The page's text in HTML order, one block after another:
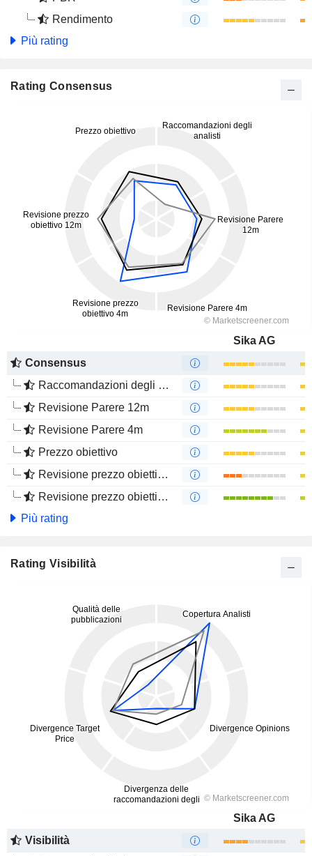
Rendimento
Più rating
Rating Consensus
Sika AG
Consensus
Raccomandazioni degli analisti
Revisione Parere 12m
Revisione Parere 4m
Prezzo obiettivo
Revisione prezzo obiettivo 12m
Revisione prezzo obiettivo 4m
Più rating
Rating Visibilità
Sika AG
Visibilità